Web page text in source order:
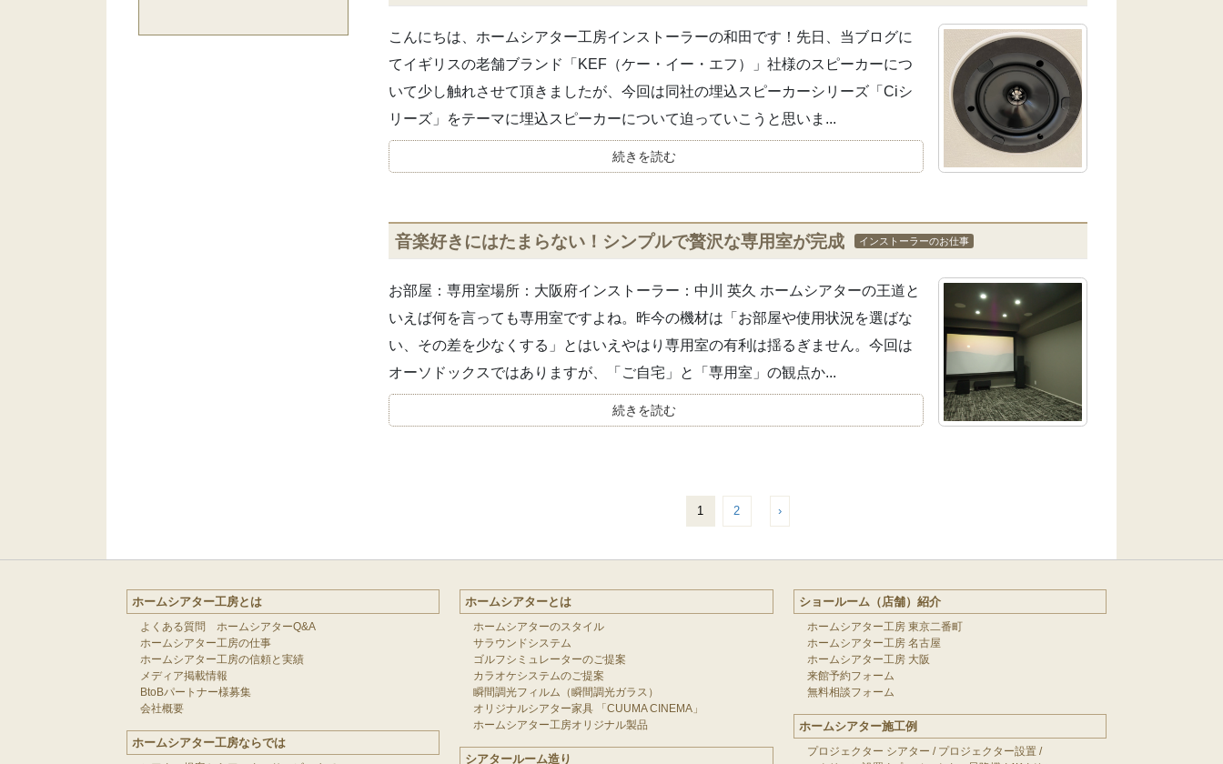
こんにちは、ホームシアター工房インストーラーの和田です！先日、当ブログに
てイギリスの老舗ブランド「KEF（ケー・イー・エフ）」社様のスピーカーにつ
いて少し触れさせて頂きましたが、今回は同社の埋込スピーカーシリーズ「Ciシ
リーズ」をテーマに埋込スピーカーについて迫っていこうと思いま...
続きを読む
音楽好きにはたまらない！シンプルで贅沢な専用室が完成 インストーラーのお仕事
お部屋：専用室場所：大阪府インストーラー：中川 英久 ホームシアターの王道と
いえば何を言っても専用室ですよね。昨今の機材は「お部屋や使用状況を選ばな
い、その差を少なくする」とはいえやはり専用室の有利は揺るぎません。今回は
オーソドックスではありますが、「ご自宅」と「専用室」の観点か...
続きを読む
1 2 ›
ホームシアター工房とは
よくある質問 ホームシアターQ&A
ホームシアター工房の仕事
ホームシアター工房の信頼と実績
メディア掲載情報
BtoBパートナー様募集
会社概要
ホームシアター工房ならでは
ホームシアターとは
ホームシアターのスタイル
サラウンドシステム
ゴルフシミュレーターのご提案
カラオケシステムのご提案
瞬間調光フィルム（瞬間調光ガラス）
オリジナルシアター家具 「CUUMA CINEMA」
ホームシアター工房オリジナル製品
シアタールーム造り
ショールーム（店舗）紹介
ホームシアター工房 東京二番町
ホームシアター工房 名古屋
ホームシアター工房 大阪
来館予約フォーム
無料相談フォーム
ホームシアター施工例
プロジェクター シアター / プロジェクター設置/